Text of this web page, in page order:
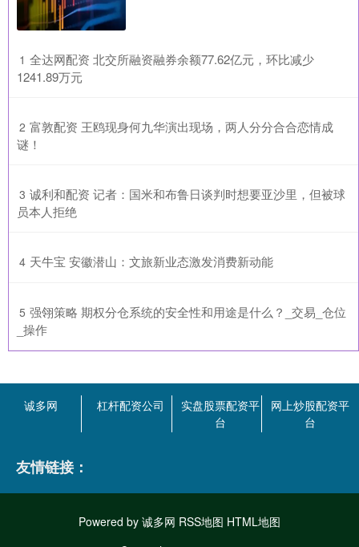
1 ​全达网配资 北交所融资融券余额77.62亿元，环比减少
1241.89万元
2 ​富敦配资 王鸥现身何九华演出现场，两人分分合合恋情成
谜！
3 ​诚利和配资 记者：国米和布鲁日谈判时想要亚沙里，但被球
员本人拒绝
4 ​天牛宝 安徽潜山：文旅新业态激发消费新动能
5 ​强翎策略 期权分仓系统的安全性和用途是什么？_交易_仓位
_操作
诚多网 杠杆配资公司
实盘股票配资平
台
网上炒股配资平
台
友情链接：
Powered by 诚多网 RSS地图 HTML地图